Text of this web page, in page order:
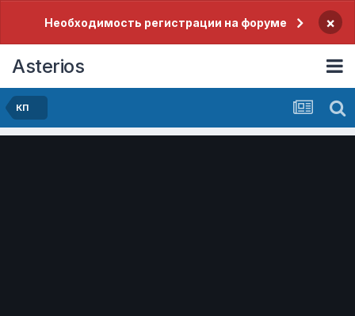
Необходимость регистрации на форуме ×
Asterios
КП